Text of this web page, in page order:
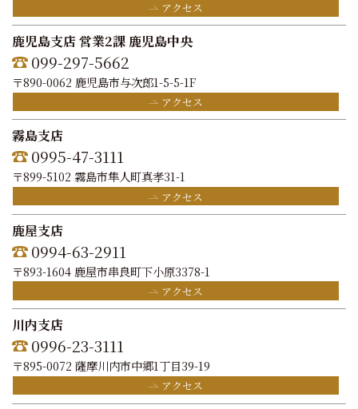
アクセス
鹿児島支店 営業2課 鹿児島中央
099-297-5662
〒890-0062 鹿児島市与次郎1-5-5-1F
アクセス
霧島支店
0995-47-3111
〒899-5102 霧島市隼人町真孝31-1
アクセス
鹿屋支店
0994-63-2911
〒893-1604 鹿屋市串良町下小原3378-1
アクセス
川内支店
0996-23-3111
〒895-0072 薩摩川内市中郷1丁目39-19
アクセス